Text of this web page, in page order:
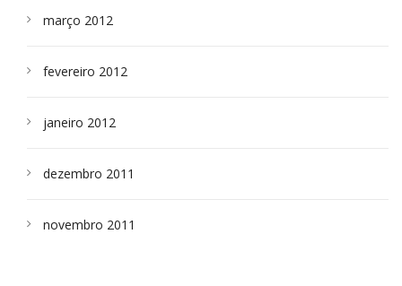
março 2012
fevereiro 2012
janeiro 2012
dezembro 2011
novembro 2011